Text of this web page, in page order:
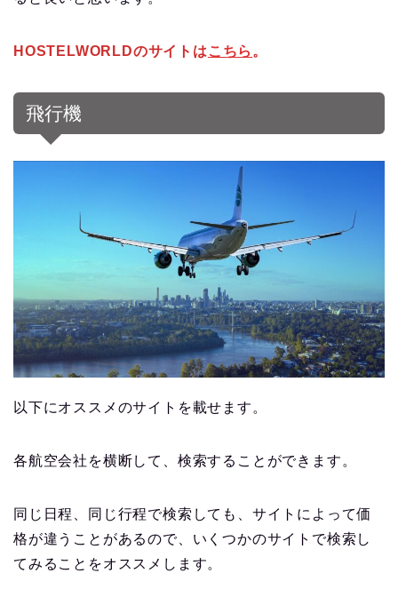
HOSTELWORLDのサイトは こちら 。
飛行機
以下にオススメのサイトを載せます。
各航空会社を横断して、検索することができます。
同じ日程、同じ行程で検索しても、サイトによって価
格が違うことがあるので、いくつかのサイトで検索し
てみることをオススメします。